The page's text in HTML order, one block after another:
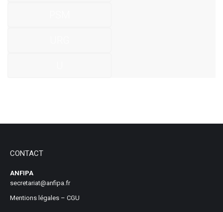
CONTACT
ANFIPA
secretariat@anfipa.fr
Mentions légales – CGU